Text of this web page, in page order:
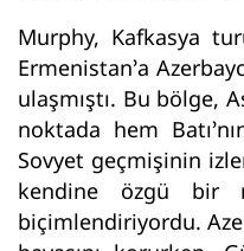
Murphy, Kafkasya
Ermenistan’a
ulaşmıştı. Bu bölge,
noktada hem
Sovyet geçmişinin
kendine özgü bir
biçimlendiriyordu.